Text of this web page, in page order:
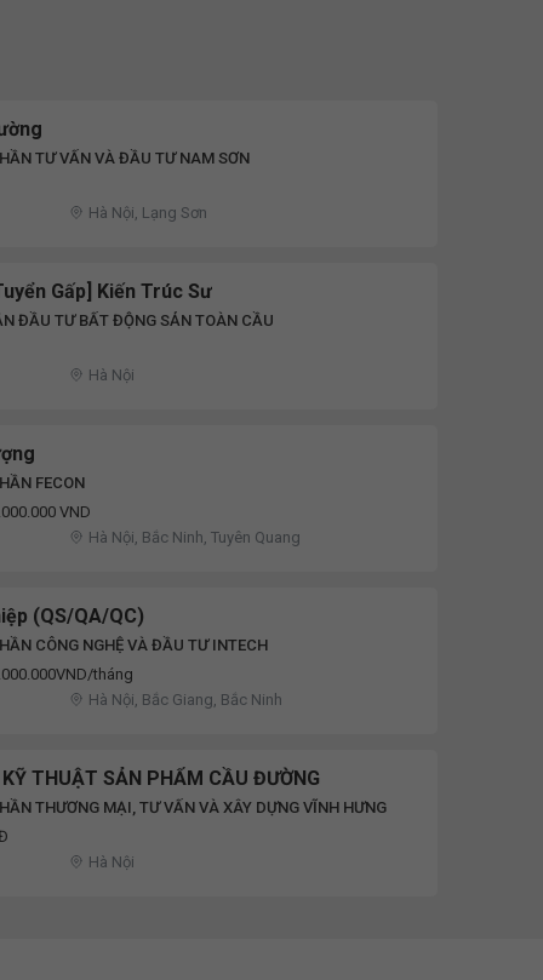
TƯ VẤN VÀ ĐẦU TƯ NAM SƠN
Hà Nội, Lạng Sơn
Gấp] Kiến Trúc Sư
ĐẦU TƯ BẤT ĐỘNG SẢN TOÀN CẦU
Hà Nội
FECON
VND
Hà Nội, Bắc Ninh, Tuyên Quang
(QS/QA/QC)
CÔNG NGHỆ VÀ ĐẦU TƯ INTECH
tháng
Hà Nội, Bắc Giang, Bắc Ninh
KỸ THUẬT SẢN PHẨM CẦU ĐƯỜNG
THƯƠNG MẠI, TƯ VẤN VÀ XÂY DỰNG VĨNH HƯNG
Hà Nội